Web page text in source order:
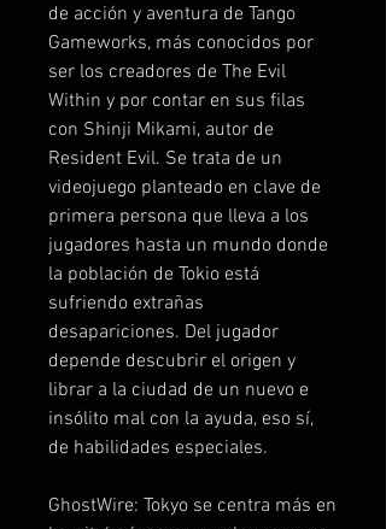
de acción y aventura de Tango
Gameworks, más conocidos por
ser los creadores de The Evil
Within y por contar en sus filas
con Shinji Mikami, autor de
Resident Evil. Se trata de un
videojuego planteado en clave de
primera persona que lleva a los
jugadores hasta un mundo donde
la población de Tokio está
sufriendo extrañas
desapariciones. Del jugador
depende descubrir el origen y
librar a la ciudad de un nuevo e
insólito mal con la ayuda, eso sí,
de habilidades especiales.
GhostWire: Tokyo se centra más en